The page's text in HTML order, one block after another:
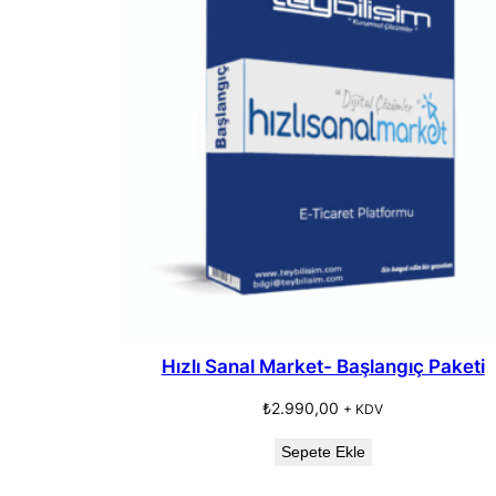
Hızlı Sanal Market- Başlangıç Paketi
₺2.990,00 + KDV
Sepete Ekle